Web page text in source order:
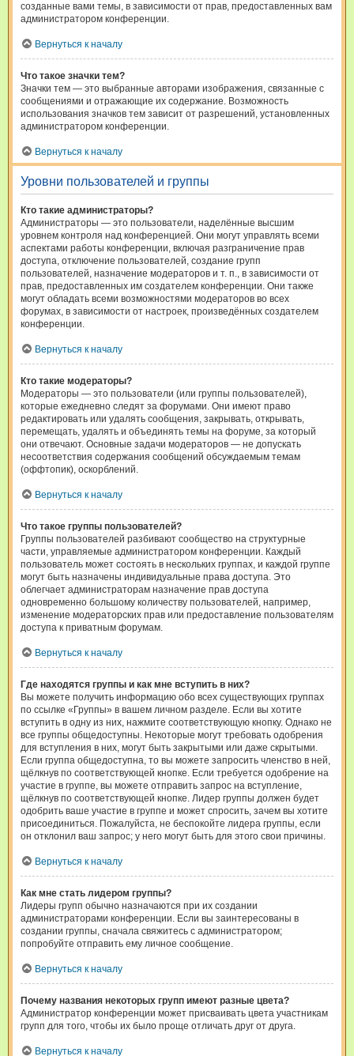
созданные вами темы, в зависимости от прав, предоставленных вам
администратором конференции.
Вернуться к началу
Что такое значки тем?
Значки тем — это выбранные авторами изображения, связанные с
сообщениями и отражающие их содержание. Возможность
использования значков тем зависит от разрешений, установленных
администратором конференции.
Вернуться к началу
Уровни пользователей и группы
Кто такие администраторы?
Администраторы — это пользователи, наделённые высшим
уровнем контроля над конференцией. Они могут управлять всеми
аспектами работы конференции, включая разграничение прав
доступа, отключение пользователей, создание групп
пользователей, назначение модераторов и т. п., в зависимости от
прав, предоставленных им создателем конференции. Они также
могут обладать всеми возможностями модераторов во всех
форумах, в зависимости от настроек, произведённых создателем
конференции.
Вернуться к началу
Кто такие модераторы?
Модераторы — это пользователи (или группы пользователей),
которые ежедневно следят за форумами. Они имеют право
редактировать или удалять сообщения, закрывать, открывать,
перемещать, удалять и объединять темы на форуме, за который
они отвечают. Основные задачи модераторов — не допускать
несоответствия содержания сообщений обсуждаемым темам
(оффтопик), оскорблений.
Вернуться к началу
Что такое группы пользователей?
Группы пользователей разбивают сообщество на структурные
части, управляемые администратором конференции. Каждый
пользователь может состоять в нескольких группах, и каждой группе
могут быть назначены индивидуальные права доступа. Это
облегчает администраторам назначение прав доступа
одновременно большому количеству пользователей, например,
изменение модераторских прав или предоставление пользователям
доступа к приватным форумам.
Вернуться к началу
Где находятся группы и как мне вступить в них?
Вы можете получить информацию обо всех существующих группах
по ссылке «Группы» в вашем личном разделе. Если вы хотите
вступить в одну из них, нажмите соответствующую кнопку. Однако не
все группы общедоступны. Некоторые могут требовать одобрения
для вступления в них, могут быть закрытыми или даже скрытыми.
Если группа общедоступна, то вы можете запросить членство в ней,
щёлкнув по соответствующей кнопке. Если требуется одобрение на
участие в группе, вы можете отправить запрос на вступление,
щёлкнув по соответствующей кнопке. Лидер группы должен будет
одобрить ваше участие в группе и может спросить, зачем вы хотите
присоединиться. Пожалуйста, не беспокойте лидера группы, если
он отклонил ваш запрос; у него могут быть для этого свои причины.
Вернуться к началу
Как мне стать лидером группы?
Лидеры групп обычно назначаются при их создании
администраторами конференции. Если вы заинтересованы в
создании группы, сначала свяжитесь с администратором;
попробуйте отправить ему личное сообщение.
Вернуться к началу
Почему названия некоторых групп имеют разные цвета?
Администратор конференции может присваивать цвета участникам
групп для того, чтобы их было проще отличать друг от друга.
Вернуться к началу